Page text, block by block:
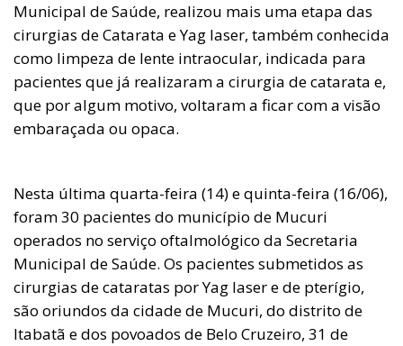
Municipal de Saúde, realizou mais uma etapa das
cirurgias de Catarata e Yag laser, também conhecida
como limpeza de lente intraocular, indicada para
pacientes que já realizaram a cirurgia de catarata e,
que por algum motivo, voltaram a ficar com a visão
embaraçada ou opaca.
Nesta última quarta-feira (14) e quinta-feira (16/06),
foram 30 pacientes do município de Mucuri
operados no serviço oftalmológico da Secretaria
Municipal de Saúde. Os pacientes submetidos as
cirurgias de cataratas por Yag laser e de pterígio,
são oriundos da cidade de Mucuri, do distrito de
Itabatã e dos povoados de Belo Cruzeiro, 31 de